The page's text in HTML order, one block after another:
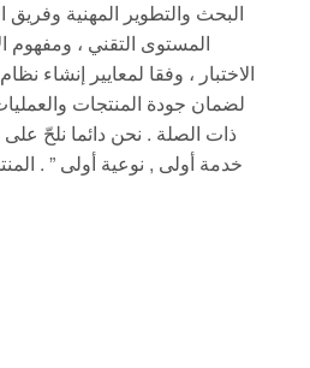
البحث والتطوير المهنية
المستوى التقني ، ومفهوم
الاختبار ، وفقا لمعايير إنشاء
لضمان جودة المنتجات
ذات الصلة . نحن دائما نلحّ على
خدمة أولى , نوعية أولى ” .